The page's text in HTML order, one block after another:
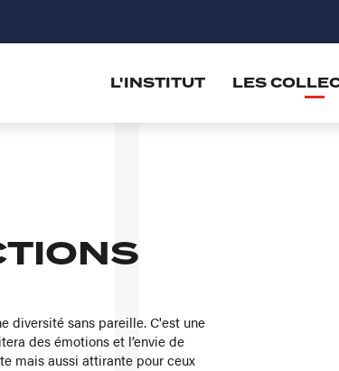
L'INSTITUT LES
diversité sans pareille. C'est une
des émotions et l’envie de
mais aussi attirante pour ceux